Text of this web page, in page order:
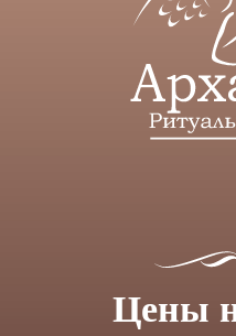
Цены